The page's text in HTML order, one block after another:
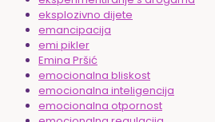
eksplozivno dijete
emancipacija
emi pikler
Emina Pršić
emocionalna bliskost
emocionalna inteligencija
emocionalna otpornost